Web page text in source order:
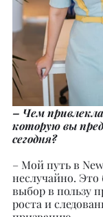
– Чем
которую вы
сегодня?
– Мой путь в
неслучайно.
выбор в пользу
роста и